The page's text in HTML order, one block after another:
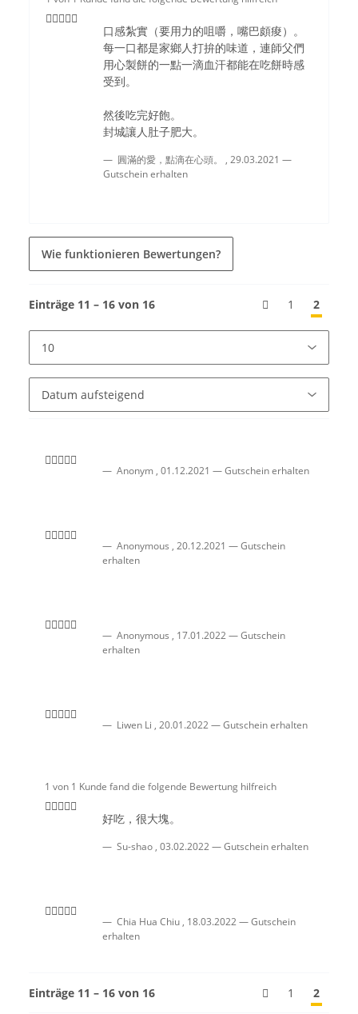
口感紮實（要用力的咀嚼，嘴巴頗痠）。
每一口都是家鄉人打拚的味道，連師父們
用心製餅的一點一滴血汗都能在吃餅時感
受到。
然後吃完好飽。
封城讓人肚子肥大。
圓滿的愛，點滴在心頭。 , 29.03.2021
Gutschein erhalten
Wie funktionieren Bewertungen?
Einträge 11 – 16 von 16 1 2
Anonym , 01.12.2021 Gutschein erhalten
Anonymous , 20.12.2021
Gutschein
erhalten
Anonymous , 17.01.2022
Gutschein
erhalten
Liwen Li , 20.01.2022 Gutschein erhalten
1 von 1 Kunde fand die folgende Bewertung hilfreich
好吃，很大塊。
Su-shao , 03.02.2022 Gutschein erhalten
Chia Hua Chiu , 18.03.2022
Gutschein
erhalten
Einträge 11 – 16 von 16 1 2